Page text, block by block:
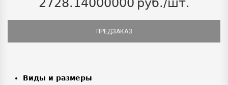
2728.14000000 руб./шт.
ПРЕДЗАКАЗ
Виды и размеры